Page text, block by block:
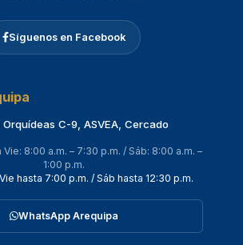
Síguenos en Facebook
Orquídeas C-9, ASVEA, Cercado
Vie: 8:00 a.m. – 7:30 p.m. / Sáb: 8:00 a.m. –
1:00 p.m.
hasta 7:00 p.m. / Sáb hasta 12:30 p.m.
WhatsApp Arequipa